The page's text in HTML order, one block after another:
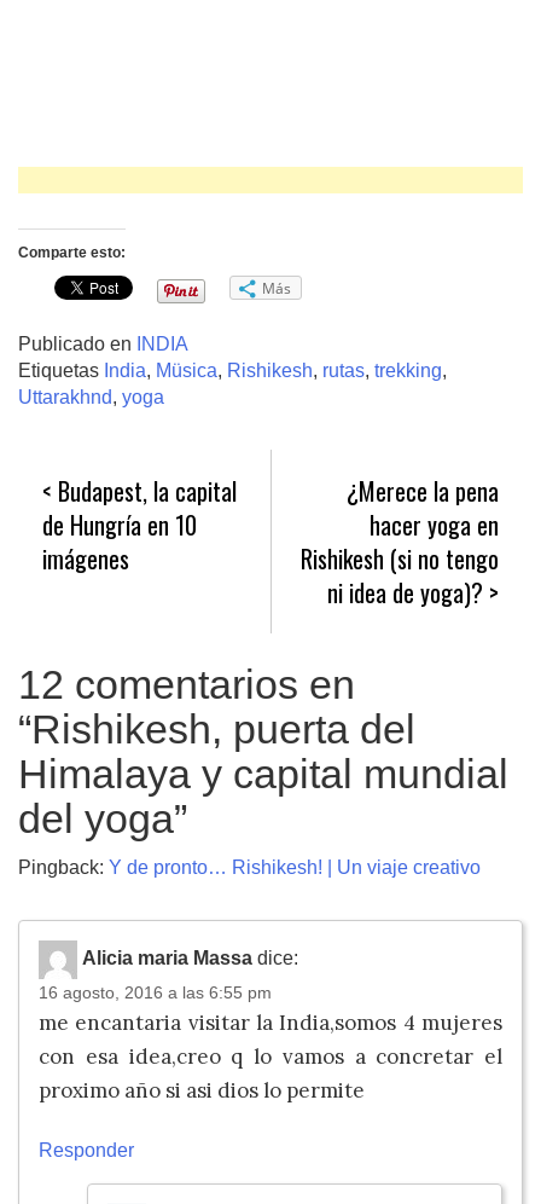
Comparte esto:
Más
Publicado en
INDIA
Etiquetas India, Müsica, Rishikesh, rutas, trekking,
Uttarakhnd, yoga
Navegación
de
entradas
Budapest, la capital
de Hungría en 10
imágenes
¿Merece la pena
hacer yoga en
Rishikesh (si no tengo
ni idea de yoga)?
12 comentarios en
“Rishikesh, puerta del
Himalaya y capital mundial
del yoga”
Pingback: Y de pronto… Rishikesh! | Un viaje creativo
Alicia maria Massa dice:
16 agosto, 2016 a las 6:55 pm
me encantaria visitar la India,somos 4 mujeres
con esa idea,creo q lo vamos a concretar el
proximo año si asi dios lo permite
Responder